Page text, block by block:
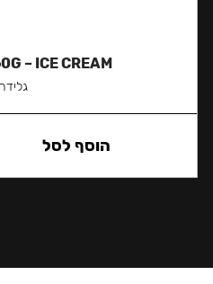
– ICE CREAM
גלידה
הוסף לסל